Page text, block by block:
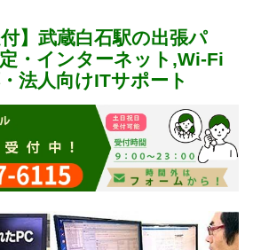
付】武蔵白石駅の出張パ
・インターネット,Wi-Fi
法人向けITサポート